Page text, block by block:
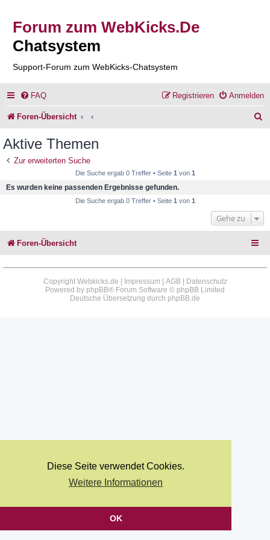
Diese Seite verwendet Cookies.
Weitere Informationen
OK
Forum zum WebKicks.De
Chatsystem
Support-Forum zum WebKicks-Chatsystem
FAQ Anmelden
Registrieren
Foren-Übersicht
Aktive Themen
Zur erweiterten Suche
Die Suche ergab 0 Treffer • Seite 1 von 1
Es wurden keine passenden Ergebnisse gefunden.
Die Suche ergab 0 Treffer • Seite 1 von 1
Gehe zu
Foren-Übersicht
Copyright Webkicks.de | Impressum AGB|
Datenschutz
Powered by phpBB® Forum Software © phpBB Limited
Deutsche Übersetzung durch phpBB.de